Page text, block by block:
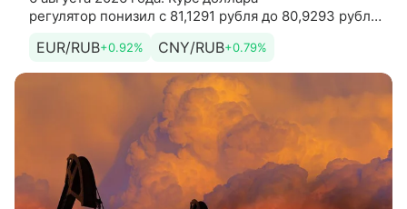
регулятор понизил с 81,1291 рубля до 80,9293 рубля.
93,1901 рубля. Кроме
EUR/RUB+0.92% CNY/RUB+0.79%